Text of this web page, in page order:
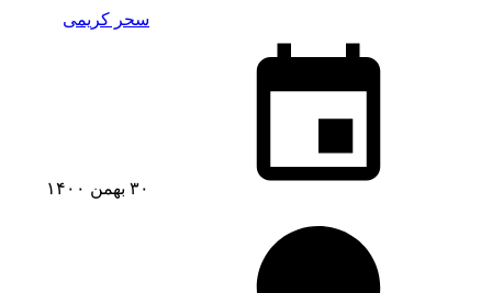
سحر کریمی
۳۰ بهمن ۱۴۰۰